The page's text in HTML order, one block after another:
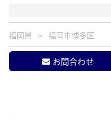
福岡県 福岡市博多区
お問合わせ